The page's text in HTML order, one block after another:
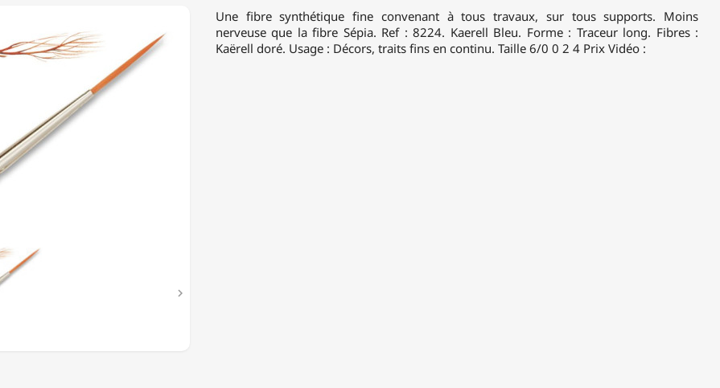

Une fibre synthétique fine convenant à tous travaux, sur tous supports. Moins
nerveuse que la fibre Sépia. Ref : 8224. Kaerell Bleu. Forme : Traceur long. Fibres :
Kaërell doré. Usage : Décors, traits fins en continu. Taille 6/0 0 2 4 Prix Vidéo :